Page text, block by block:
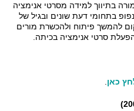
בתיווך למידה מסרטי אנימציה
בתחומי דעת שונים ובגיל של
להמשך פיתוח ולהכשרת מורים
סרטי אנימציה בכיתה.
כאן